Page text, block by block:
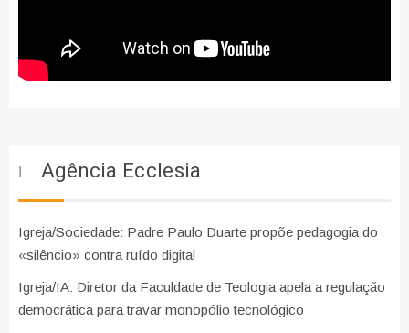
Agência Ecclesia
Igreja/Sociedade: Padre Paulo Duarte propõe pedagogia do
«silêncio» contra ruído digital
Igreja/IA: Diretor da Faculdade de Teologia apela a regulação
democrática para travar monopólio tecnológico